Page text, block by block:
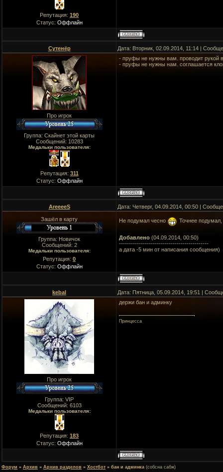
Репутация: 190
Статус: Оффлайн
Сутенёр Дата: Вторник, 02.09.2014, 11:14 |
Про игрок
Группа: Скайнет этой карты
Сообщений: 10283
Медальки пользователя:
Репутация: 311
Статус: Оффлайн
- пруфы не нужны вам. проводит рукой
- пруфы не нужны нам. соглашается
AreeeeS Дата: Четверг, 04.09.2014, 00:50 |
Зашёл в карту
Группа: Новичок
Сообщений: 2
Медальки пользователя:
Репутация: 0
Статус: Оффлайн
Не подумал чесно Точнее
Добавлено (04.09.2014, 00:50)
---------------------------------------------
а дата -5 мин от написания сообщения)
kebal Дата: Пятница, 05.09.2014, 19:51 |
Про игрок
Группа: VIP
Сообщений: 6103
Медальки пользователя:
Репутация: 183
Статус: Оффлайн
держи бан и админку
Принцесса
Форум » Архив » Архив разделов » Хостбот » бан и админка (собсна сабж)